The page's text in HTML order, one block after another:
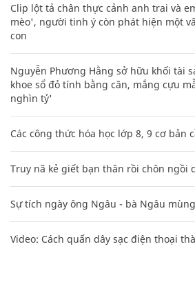
Clip lột tả chân thực cảnh anh trai và
mèo', người tinh ý còn phát hiện một
con
Nguyễn Phương Hằng sở hữu khối tài
khoe sổ đỏ tính bằng cân, mắng cựu
nghìn tỷ'
Các công thức hóa học lớp 8, 9 cơ bản
Truy nã kẻ giết bạn thân rồi chôn ngồi
Sự tích ngày ông Ngâu - bà Ngâu
Video: Cách quấn dây sạc điện thoại